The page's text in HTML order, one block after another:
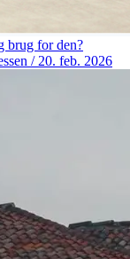
brug for den?
/ 20. feb. 2026